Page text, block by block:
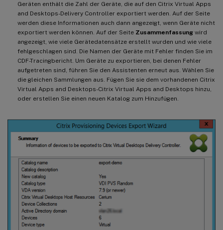
Geräten enthält die Zahl der Geräte, die auf den Citrix Virtual Apps
and Desktops-Delivery Controller exportiert werden. Auf der Seite
werden diese Informationen auch dann angezeigt, wenn Geräte nicht
exportiert werden können. Auf der Seite Zusammenfassung wird
angezeigt, wie viele Gerätedatensätze erstellt wurden und wie viele
fehlgeschlagen sind. Die Namen der Geräte mit Fehler finden Sie im
CDF-Tracingbericht. Um Geräte zu exportieren, bei denen Fehler
aufgetreten sind, führen Sie den Assistenten erneut aus. Wählen Sie
die gleichen Sammlungen aus. Fügen Sie sie dem vorhandenen Citrix
Virtual Apps and Desktops-Citrix Virtual Apps and Desktops hinzu,
oder erstellen Sie einen neuen Katalog zum Hinzufügen.